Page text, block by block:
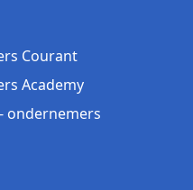
Courant
Academy
ondernemers